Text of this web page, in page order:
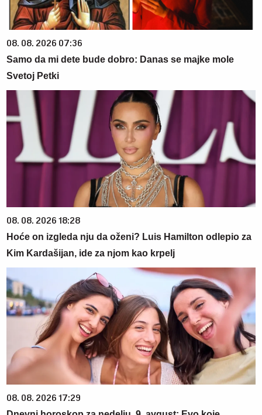
08. 08. 2026 07:36
Samo da mi dete bude dobro: Danas se majke mole
Svetoj Petki
08. 08. 2026 18:28
Hoće on izgleda nju da oženi? Luis Hamilton odlepio za
Kim Kardašijan, ide za njom kao krpelj
08. 08. 2026 17:29